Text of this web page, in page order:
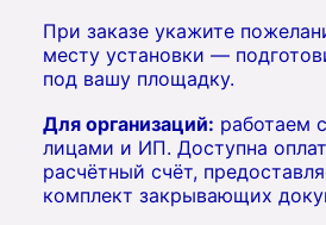
При заказе укажите
месту установки —
под вашу площадку.
Для организаций: работаем
лицами и ИП. Доступна
расчётный счёт,
комплект закрывающих